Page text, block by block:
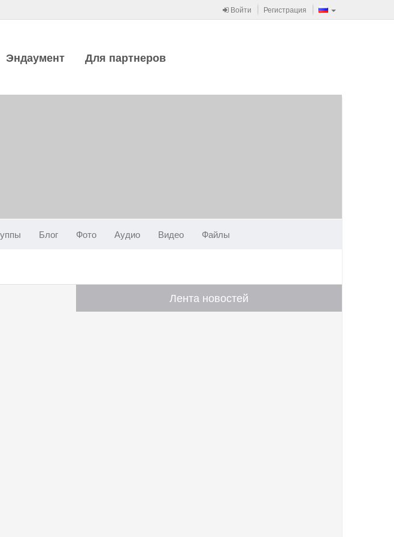
Войти Регистрация
Эндаумент Для партнеров
Блог Фото Аудио Видео Файлы
Лента новостей